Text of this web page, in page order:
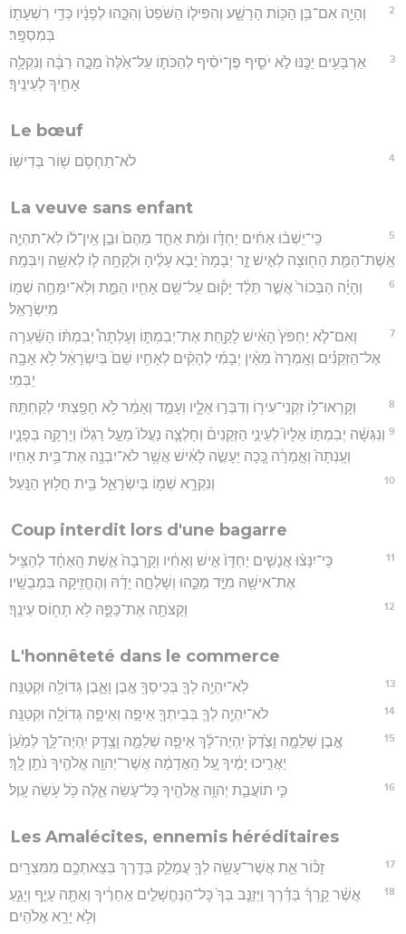
2
וְהָיָ֛ה אִם־בִּ֥ן הַכּ֖וֹת הָרָשָׁ֑ע וְהִפִּיל֤וֹ הַשֹּׁפֵט֙ וְהִכָּ֣הוּ לְפָנָ֔יו כְּדֵ֥י רִשְׁעָת֖וֹ
בְּמִסְפָּֽר׃
3
אַרְבָּעִ֥ים יַכֶּ֖נּוּ לֹ֣א יֹסִ֑יף פֶּן־יֹסִ֨יף לְהַכֹּת֤וֹ עַל־אֵ֙לֶּה֙ מַכָּ֣ה רַבָּ֔ה וְנִקְלָ֥ה
אָחִ֖יךָ לְעֵינֶֽיךָ׃
Le bœuf
4 לֹא־תַחְסֹ֥ם שׁ֖וֹר בְּדִישֽׁוֹ׃
La veuve sans enfant
5
כִּֽי־יֵשְׁב֨וּ אַחִ֜ים יַחְדָּ֗ו וּמֵ֨ת אַחַ֤ד מֵהֶם֙ וּבֵ֣ן אֵֽין־ל֔וֹ לֹֽא־תִהְיֶ֧ה
אֵֽשֶׁת־הַמֵּ֛ת הַח֖וּצָה לְאִ֣ישׁ זָ֑ר יְבָמָהּ֙ יָבֹ֣א עָלֶ֔יהָ וּלְקָחָ֥הּ ל֛וֹ לְאִשָּׁ֖ה וְיִבְּמָֽהּ׃
6
וְהָיָ֗ה הַבְּכוֹר֙ אֲשֶׁ֣ר תֵּלֵ֔ד יָק֕וּם עַל־שֵׁ֥ם אָחִ֖יו הַמֵּ֑ת וְלֹֽא־יִמָּחֶ֥ה שְׁמ֖וֹ
מִיִּשְׂרָאֵֽל׃
7
וְאִם־לֹ֤א יַחְפֹּץ֙ הָאִ֔ישׁ לָקַ֖חַת אֶת־יְבִמְתּ֑וֹ וְעָלְתָה֩ יְבִמְתּ֨וֹ הַשַּׁ֜עְרָה
אֶל־הַזְּקֵנִ֗ים וְאָֽמְרָה֙ מֵאֵ֨ין יְבָמִ֜י לְהָקִ֨ים לְאָחִ֥יו שֵׁם֙ בְּיִשְׂרָאֵ֔ל לֹ֥א אָבָ֖ה
יַבְּמִֽי׃
8 וְקָֽרְאוּ־ל֥וֹ זִקְנֵי־עִיר֖וֹ וְדִבְּר֣וּ אֵלָ֑יו וְעָמַ֣ד וְאָמַ֔ר לֹ֥א חָפַ֖צְתִּי לְקַחְתָּֽהּ׃
9 וְנִגְּשָׁ֨ה יְבִמְתּ֣וֹ אֵלָיו֮ לְעֵינֵ֣י הַזְּקֵנִים֒ וְחָלְצָ֤ה נַעֲלוֹ֙ מֵעַ֣ל רַגְל֔וֹ וְיָרְקָ֖ה בְּפָנָ֑יו
וְעָֽנְתָה֙ וְאָ֣מְרָ֔ה כָּ֚כָה יֵעָשֶׂ֣ה לָאִ֔ישׁ אֲשֶׁ֥ר לֹא־יִבְנֶ֖ה אֶת־בֵּ֥ית אָחִֽיו
10 וְנִקְרָ֥א שְׁמ֖וֹ בְּיִשְׂרָאֵ֑ל בֵּ֖ית חֲל֥וּץ הַנָּֽעַל׃
Coup interdit lors d'une bagarre
11
כִּֽי־יִנָּצ֨וּ אֲנָשִׁ֤ים יַחְדָּו֙ אִ֣ישׁ וְאָחִ֔יו וְקָֽרְבָה֙ אֵ֣שֶׁת הָֽאֶחָ֔ד לְהַצִּ֥יל
אֶת־אִישָׁ֖הּ מִיַּ֣ד מַכֵּ֑הוּ וְשָׁלְחָ֣ה יָדָ֔הּ וְהֶחֱזִ֖יקָה בִּמְבֻשָֽׁיו׃
12 וְקַצֹּתָ֖ה אֶת־כַּפָּ֑הּ לֹ֥א תָח֖וֹס עֵינֶֽךָ׃
L'honnêteté dans le commerce
13 לֹֽא־יִהְיֶ֥ה לְךָ֛ בְּכִֽיסְךָ֖ אֶ֣בֶן וָאָ֑בֶן גְּדוֹלָ֖ה וּקְטַנָּֽה׃
14 לֹא־יִהְיֶ֥ה לְךָ֛ בְּבֵיתְךָ֖ אֵיפָ֣ה וְאֵיפָ֑ה גְּדוֹלָ֖ה וּקְטַנָּֽה׃
15
אֶ֣בֶן שְׁלֵמָ֤ה וָצֶ֙דֶק֙ יִֽהְיֶה־לָּ֔ךְ אֵיפָ֧ה שְׁלֵמָ֛ה וָצֶ֖דֶק יִֽהְיֶה־לָּ֑ךְ לְמַ֙עַן֙
יַאֲרִ֣יכוּ יָמֶ֔יךָ עַ֚ל הָֽאֲדָמָ֔ה אֲשֶׁר־יְהוָ֥ה אֱלֹהֶ֖יךָ נֹתֵ֥ן לָֽךְ׃
16 כִּ֧י תוֹעֲבַ֛ת יְהוָ֥ה אֱלֹהֶ֖יךָ כָּל־עֹ֣שֵׂה אֵ֑לֶּה כֹּ֖ל עֹ֥שֵׂה עָֽוֶל׃
Les Amalécites, ennemis héréditaires
17 זָכ֕וֹר אֵ֛ת אֲשֶׁר־עָשָׂ֥ה לְךָ֖ עֲמָלֵ֑ק בַּדֶּ֖רֶךְ בְּצֵאתְכֶ֥ם מִמִּצְרָֽיִם׃
18
אֲשֶׁ֨ר קָֽרְךָ֜ בַּדֶּ֗רֶךְ וַיְזַנֵּ֤ב בְּךָ֙ כָּל־הַנֶּחֱשָׁלִ֣ים אַֽחַרֶ֔יךָ וְאַתָּ֖ה עָיֵ֣ף וְיָגֵ֑עַ
וְלֹ֥א יָרֵ֖א אֱלֹהִֽים׃